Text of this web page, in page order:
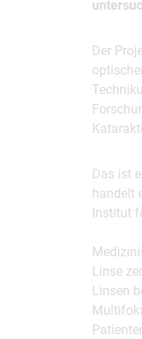
Der
Das ist
handelt
Institut
Linse
Linsen